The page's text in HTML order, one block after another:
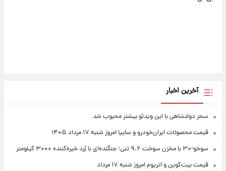
آخرین اخبار
سحر دولتشاهی با این ویدئو بیشتر محبوب شد
قیمت محصولات ایران‌خودرو و سایپا امروز شنبه ۱۷ مرداد ۱۴۰۵
سوخو-۳۰ با مخزن سوخت ۹.۶ تنی؛ جنگنده‌ای با بُرد خیره‌کننده ۳۰۰۰ کیلومتر
قیمت بیت‌کوین و اتریوم امروز شنبه ۱۷ مرداد